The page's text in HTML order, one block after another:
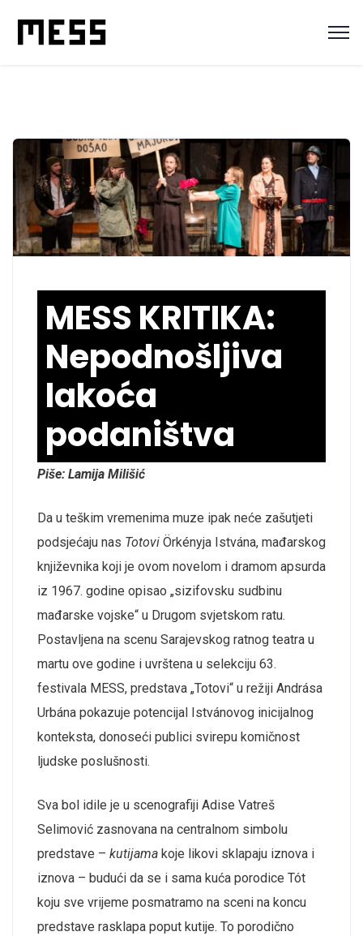
MESS KRITIKA:
Nepodnošljiva
lakoća
podaništva
Piše: Lamija Milišić
Da u teškim vremenima muze ipak neće zašutjeti
podsjećaju nas Totovi Örkényja Istvána, mađarskog
književnika koji je ovom novelom i dramom apsurda
iz 1967. godine opisao „sizifovsku sudbinu
mađarske vojske“ u Drugom svjetskom ratu.
Postavljena na scenu Sarajevskog ratnog teatra u
martu ove godine i uvrštena u selekciju 63.
festivala MESS, predstava „Totovi“ u režiji Andrása
Urbána pokazuje potencijal Istvánovog inicijalnog
konteksta, donoseći publici svirepu komičnost
ljudske poslušnosti.
Sva bol idile je u scenografiji Adise Vatreš
Selimović zasnovana na centralnom simbolu
predstave – kutijama koje likovi sklapaju iznova i
iznova – budući da se i sama kuća porodice Tót
koju sve vrijeme posmatramo na sceni na koncu
predstave rasklapa poput kutije. To porodično